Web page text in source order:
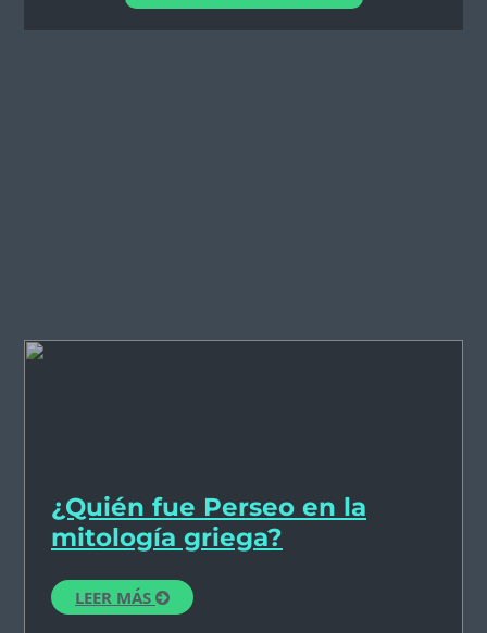
¿Quién fue Perseo en la
mitología griega?
LEER MÁS